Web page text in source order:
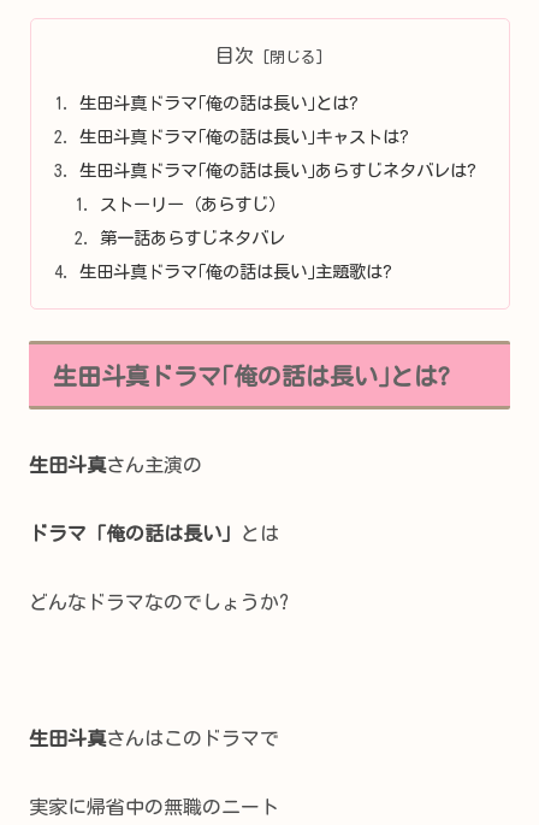
目次
生田斗真ドラマ｢俺の話は長い｣とは?
生田斗真ドラマ｢俺の話は長い｣キャストは?
生田斗真ドラマ｢俺の話は長い｣あらすじネタバレは?
ストーリー（あらすじ）
第一話あらすじネタバレ
生田斗真ドラマ｢俺の話は長い｣主題歌は?
生田斗真ドラマ｢俺の話は長い｣とは?
生田斗真さん主演の
ドラマ「俺の話は長い」 とは
どんなドラマなのでしょうか?
生田斗真さんはこのドラマで
実家に帰省中の無職のニート